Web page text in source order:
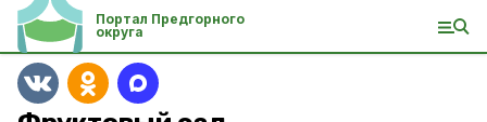
Портал Предгорного
округа